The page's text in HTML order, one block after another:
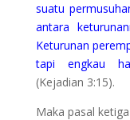
suatu
antara
Keturunan
tapi engkau
(Kejadian 3:15).
Maka pasal